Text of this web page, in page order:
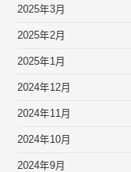
2025年3月
2025年2月
2025年1月
2024年12月
2024年11月
2024年10月
2024年9月